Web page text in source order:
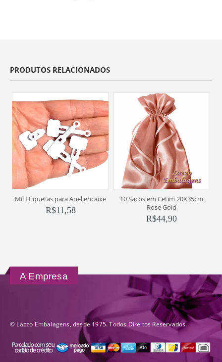
PRODUTOS RELACIONADOS
Mil Etiquetas para Anel encaixe
R$11,58
10 Sacos em Cetim 20X35cm
Rose Gold
R$44,90
A Empresa
© Lazzo Embalagens, desde 1975. Todos Direitos Reservados.